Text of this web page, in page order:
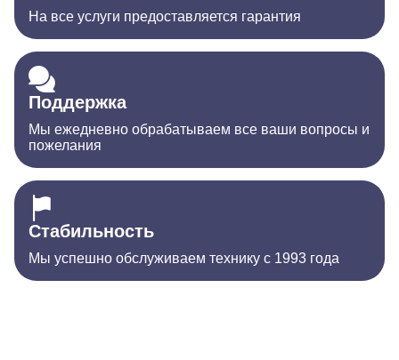
На все услуги предоставляется гарантия
Поддержка
Мы ежедневно обрабатываем все ваши вопросы и
пожелания
Стабильность
Мы успешно обслуживаем технику с 1993 года